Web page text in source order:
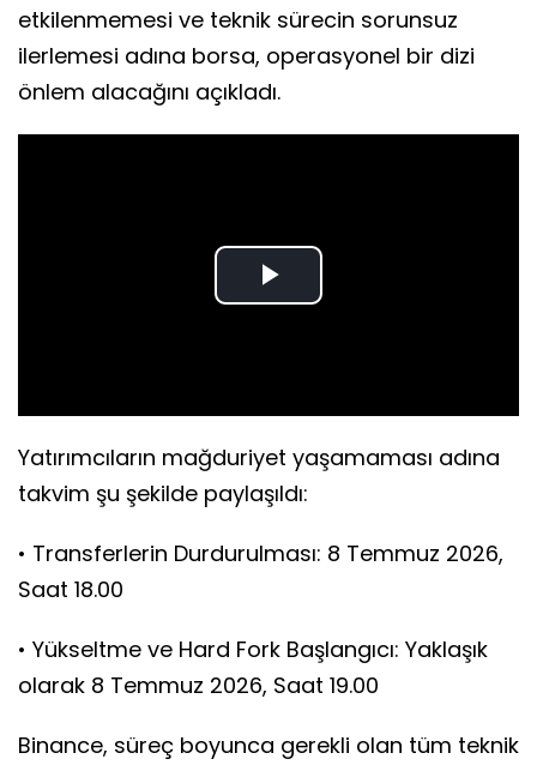
etkilenmemesi ve teknik sürecin sorunsuz
ilerlemesi adına borsa, operasyonel bir dizi
önlem alacağını açıkladı.
Play
Yatırımcıların mağduriyet yaşamaması adına
takvim şu şekilde paylaşıldı:
• Transferlerin Durdurulması: 8 Temmuz 2026,
Saat 18.00
• Yükseltme ve Hard Fork Başlangıcı: Yaklaşık
olarak 8 Temmuz 2026, Saat 19.00
Binance, süreç boyunca gerekli olan tüm teknik